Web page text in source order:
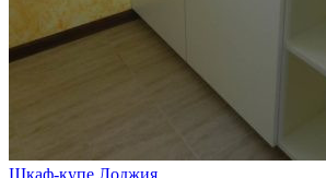
Шкаф-купе Лоджия